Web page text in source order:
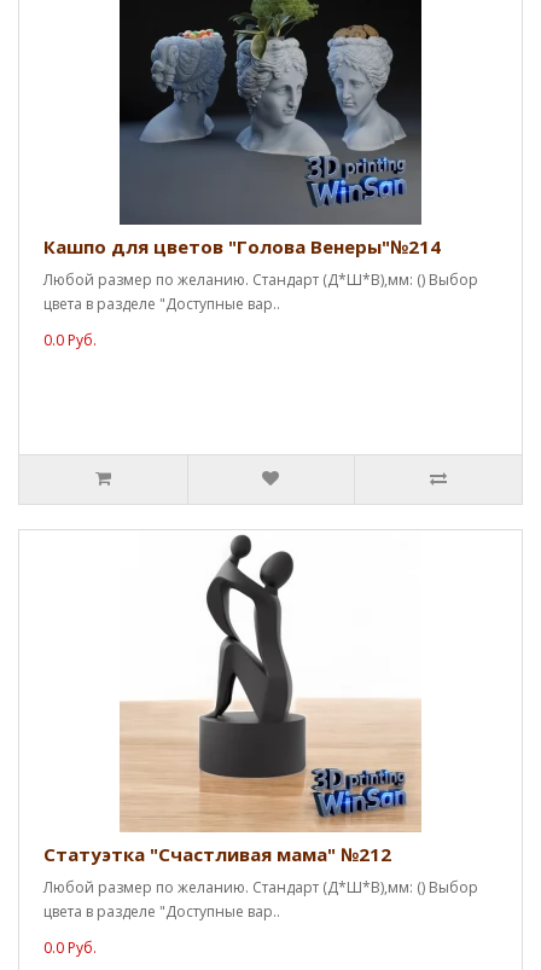
Кашпо для цветов "Голова Венеры"№214
Любой размер по желанию. Стандарт (Д*Ш*В),мм: () Выбор
цвета в разделе "Доступные вар..
0.0 Руб.
Статуэтка "Счастливая мама" №212
Любой размер по желанию. Стандарт (Д*Ш*В),мм: () Выбор
цвета в разделе "Доступные вар..
0.0 Руб.